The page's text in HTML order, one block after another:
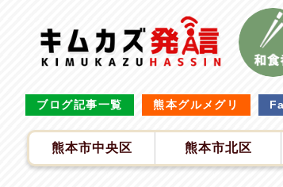
ブログ記事一覧 熊本グルメグリ
熊本市中央区 熊本市北区